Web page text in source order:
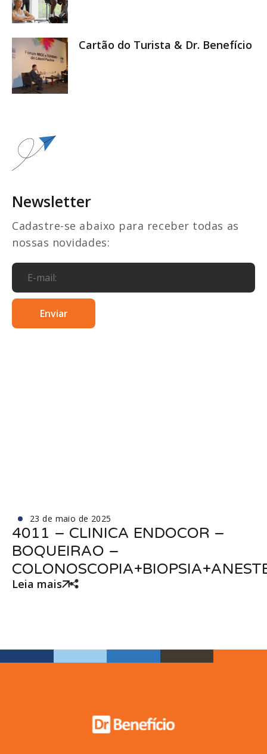
23 de maio de 2025
4011 – CLINICA ENDOCOR –
BOQUEIRAO –
Leia mais
Cartão do Turista & Dr. Benefício
Newsletter
Cadastre-se abaixo para receber todas as
nossas novidades: